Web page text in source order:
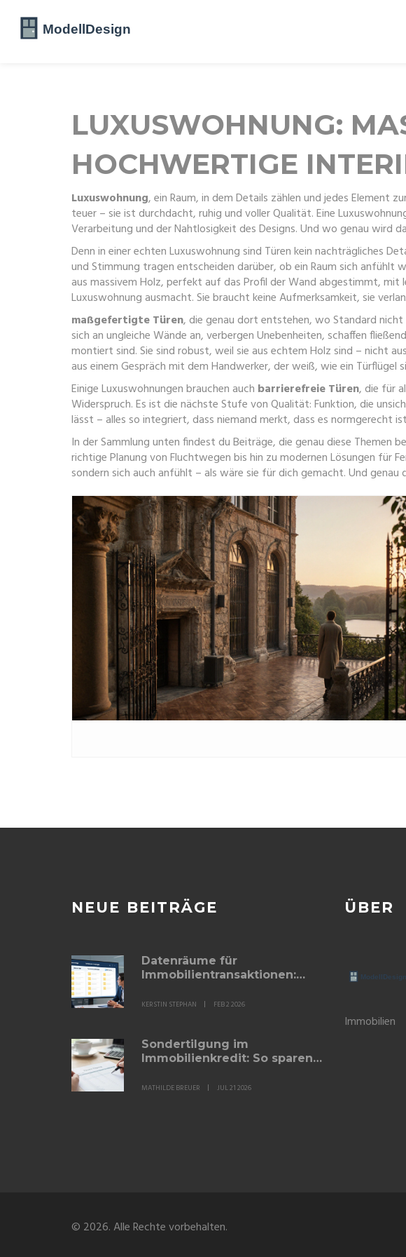
LUXUSWOHNUNG:
OCHWERTIGE
Luxuswohnung,ein Raum, in dem Details zählen und jedes Element
teuer – sie ist durchdacht, ruhig und voller Qualität. Eine
Verarbeitung und der Nahtlosigkeit des Designs. Und wo genau wird
Denn in einer echten Luxuswohnung sind Türen kein nachträgliches
und Stimmung tragenentscheiden darüber, ob ein Raum sich
aus massivem Holz, perfekt auf das Profil der Wand abgestimmt, mit
Luxuswohnung ausmacht. Sie braucht keine Aufmerksamkeit, sie
maßgefertigte Türen, die genau dort entstehen, wo Standard
sich an ungleiche Wände an, verbergen Unebenheiten, schaffen
montiert sind. Sie sind robust, weil sie aus echtem Holz sind – nicht
aus einem Gespräch mit dem Handwerker, der weiß, wie ein
Einige Luxuswohnungen brauchen auch barrierefreie Türen, die für
Widerspruch. Es ist die nächste Stufe von Qualität: Funktion, die
lässt – alles so integriert, dass niemand merkt, dass es normgerecht
In der Sammlung unten findest du Beiträge, die genau diese Themen
richtige Planung von Fluchtwegen bis hin zu modernen Lösungen für
sondern sich auch anfühlt – als wäre sie für dich gemacht. Und
NEUE BEITRÄGE
Datenräume für
Immobilientransaktionen:
optimieren
KERSTIN STEPHAN FEB 2 2026
Sondertilgung im
Immobilienkredit: So sparen
MATHILDE BREUER JUL 21 2026
ÜBER
Immobilien
© 2026. Alle Rechte vorbehalten.